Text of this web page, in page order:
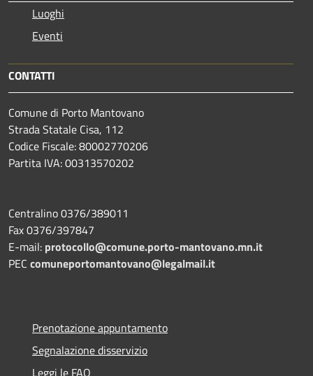
Luoghi
Eventi
CONTATTI
Comune di Porto Mantovano
Strada Statale Cisa, 112
Codice Fiscale: 80002770206
Partita IVA: 00313570202
Centralino 0376/389011
Fax 0376/397847
E-mail: protocollo@comune.porto-mantovano.mn.it
PEC comuneportomantovano@legalmail.it
Prenotazione appuntamento
Segnalazione disservizio
Leggi le FAQ